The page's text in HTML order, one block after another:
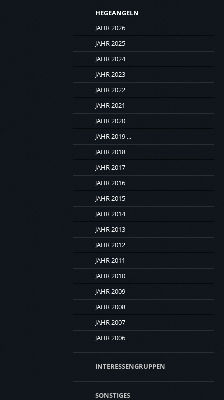
HEGEANGELN
JAHR 2026
JAHR 2025
JAHR 2024
JAHR 2023
JAHR 2022
JAHR 2021
JAHR 2020
JAHR 2019 ...
JAHR 2018
JAHR 2017
JAHR 2016
JAHR 2015
JAHR 2014
JAHR 2013
JAHR 2012
JAHR 2011
JAHR 2010
JAHR 2009
JAHR 2008
JAHR 2007
JAHR 2006
INTERESSENGRUPPEN
SONSTIGES